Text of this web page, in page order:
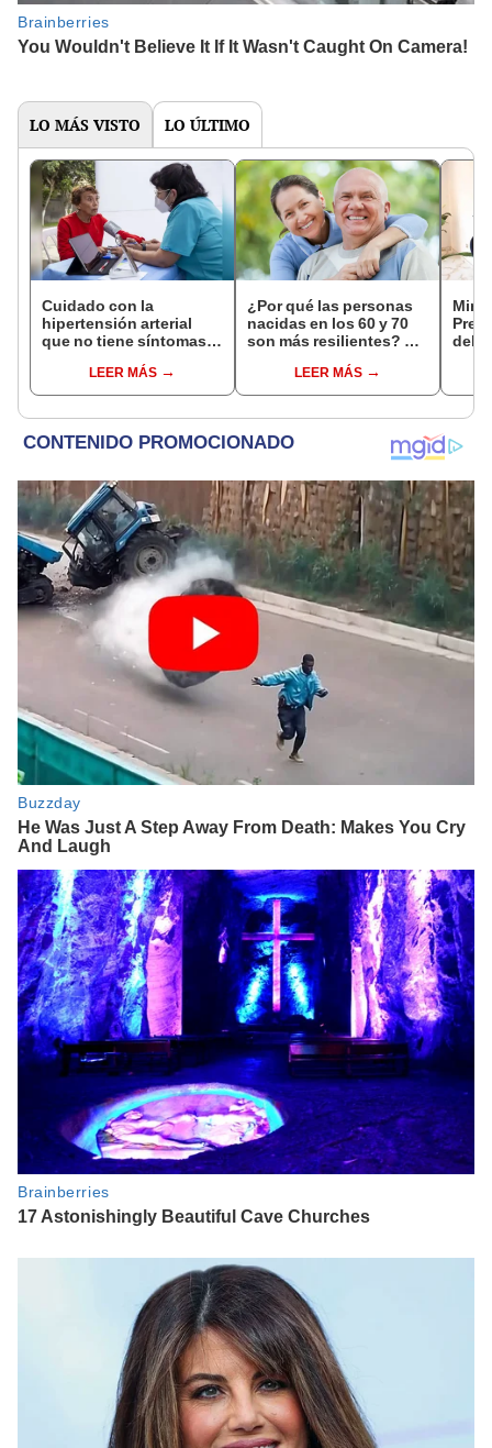
LO MÁS VISTO LO ÚLTIMO
Cuidado con la
hipertensión arterial
que no tiene síntomas
LEER MÁS
¿Por qué las personas
nacidas en los 60 y 70
son más resilientes? La
su capacidad de
superar adversidades
LEER MÁS
del